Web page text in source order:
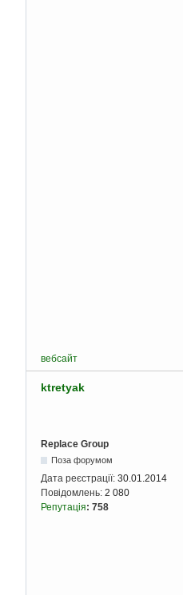
вебсайт
ktretyak
Replace Group
Поза форумом
Дата реєстрації: 30.01.2014
Повідомлень: 2 080
Репутація: 758